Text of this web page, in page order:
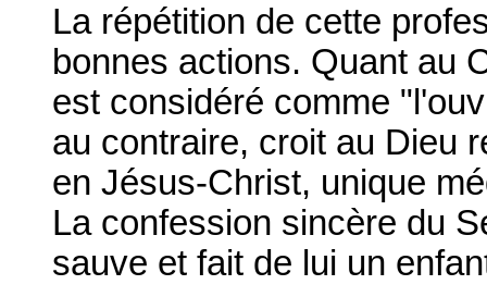
La répétition de cette
bonnes actions. Quant au
est considéré comme
au contraire, croit au Dieu
en Jésus-Christ, unique
La confession sincère du
sauve et fait de lui un